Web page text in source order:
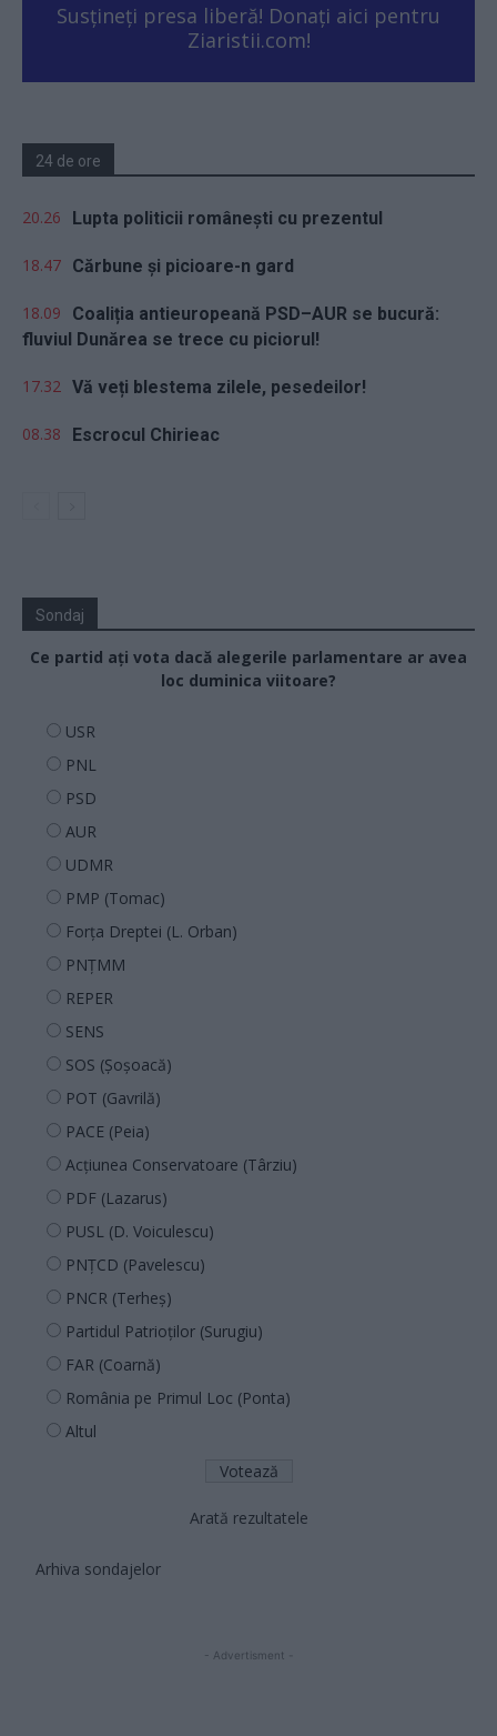
Susțineți presa liberă! Donați aici pentru
Ziaristii.com!
24 de ore
20.26 Lupta politicii românești cu prezentul
18.47 Cărbune și picioare-n gard
18.09
Coaliția antieuropeană PSD–AUR se bucură:
fluviul Dunărea se trece cu piciorul!
17.32 Vă veți blestema zilele, pesedeilor!
08.38 Escrocul Chirieac
Sondaj
Ce partid ați vota dacă alegerile parlamentare ar avea
loc duminica viitoare?
USR
PNL
PSD
AUR
UDMR
PMP (Tomac)
Forța Dreptei (L. Orban)
PNȚMM
REPER
SENS
SOS (Șoșoacă)
POT (Gavrilă)
PACE (Peia)
Acțiunea Conservatoare (Târziu)
PDF (Lazarus)
PUSL (D. Voiculescu)
PNȚCD (Pavelescu)
PNCR (Terheș)
Partidul Patrioților (Surugiu)
FAR (Coarnă)
România pe Primul Loc (Ponta)
Altul
Arată rezultatele
Arhiva sondajelor
- Advertisment -